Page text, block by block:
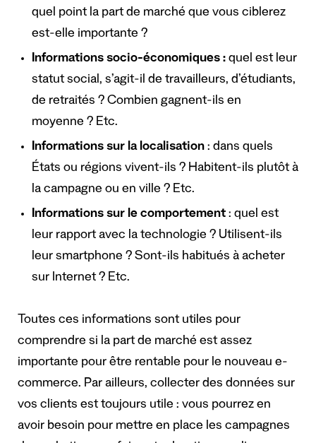
quel point la part de marché que vous ciblerez
est-elle importante ?
Informations socio-économiques : quel est leur
statut social, s’agit-il de travailleurs, d’étudiants,
de retraités ? Combien gagnent-ils en
moyenne ? Etc.
Informations sur la localisation : dans quels
États ou régions vivent-ils ? Habitent-ils plutôt à
la campagne ou en ville ? Etc.
Informations sur le comportement : quel est
leur rapport avec la technologie ? Utilisent-ils
leur smartphone ? Sont-ils habitués à acheter
sur Internet ? Etc.
Toutes ces informations sont utiles pour
comprendre si la part de marché est assez
importante pour être rentable pour le nouveau e-
commerce. Par ailleurs, collecter des données sur
vos clients est toujours utile : vous pourrez en
avoir besoin pour mettre en place les campagnes